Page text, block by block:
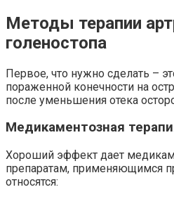
Методы терапии
голеностопа
Первое, что нужно сделать –
пораженной конечности на
после уменьшения отека
Медикаментозная
Хороший эффект дает
препаратам, применяющимся
относятся: